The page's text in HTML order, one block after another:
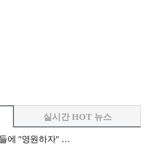
에 "영원하자" …
실시간 HOT 뉴스